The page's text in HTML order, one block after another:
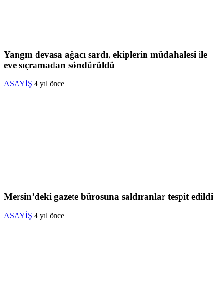
Yangın devasa ağacı sardı, ekiplerin müdahalesi ile
eve sıçramadan söndürüldü
ASAYİŞ 4 yıl önce
Mersin’deki gazete bürosuna saldıranlar tespit edildi
ASAYİŞ 4 yıl önce